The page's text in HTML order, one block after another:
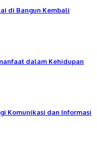
di Bangun Kembali
dalam Kehidupan
Komunikasi dan Informasi